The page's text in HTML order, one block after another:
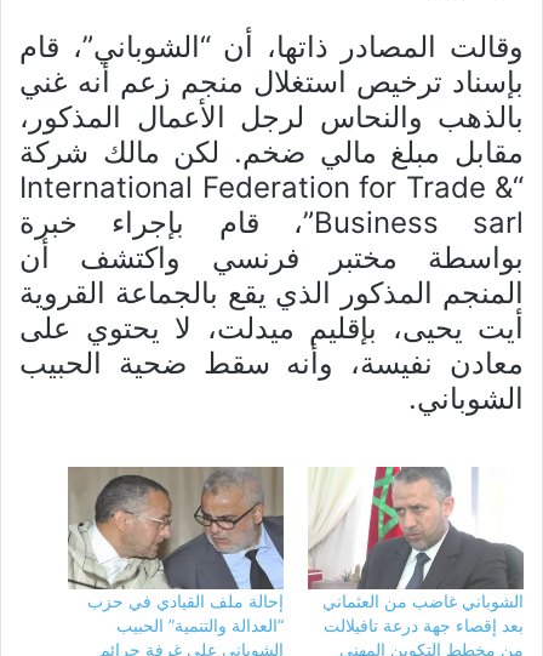
وقالت المصادر ذاتها، أن “الشوباني”، قام
بإسناد ترخيص استغلال منجم زعم أنه غني
بالذهب والنحاس لرجل الأعمال المذكور،
مقابل مبلغ مالي ضخم. لكن مالك شركة
“International Federation for Trade &
Business sarl”، قام بإجراء خبرة
بواسطة مختبر فرنسي واكتشف أن
المنجم المذكور الذي يقع بالجماعة القروية
أيت يحيى، بإقليم ميدلت، لا يحتوي على
معادن نفيسة، وأنه سقط ضحية الحبيب
الشوباني.
الشوباني غاضب من العثماني
بعد إقصاء جهة درعة تافيلالت
من مخطط التكوين المهني
إحالة ملف القيادي في حزب
“العدالة والتنمية” الحبيب
الشوباني على غرفة جرائم